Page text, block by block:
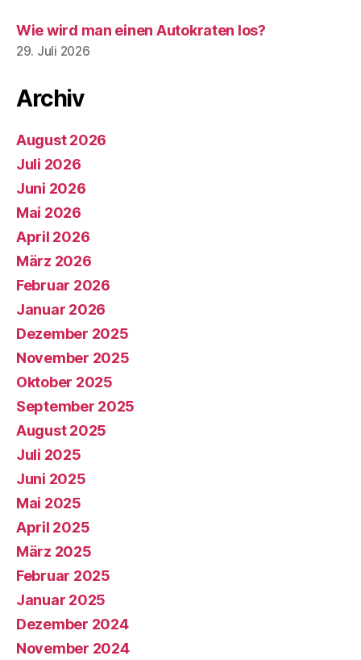
Wie wird man einen Autokraten los?
29. Juli 2026
Archiv
August 2026
Juli 2026
Juni 2026
Mai 2026
April 2026
März 2026
Februar 2026
Januar 2026
Dezember 2025
November 2025
Oktober 2025
September 2025
August 2025
Juli 2025
Juni 2025
Mai 2025
April 2025
März 2025
Februar 2025
Januar 2025
Dezember 2024
November 2024